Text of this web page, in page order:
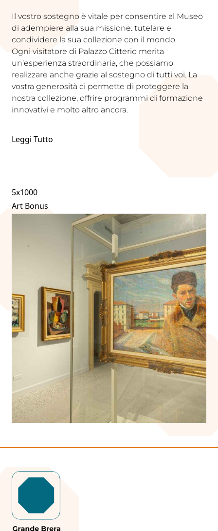
Il vostro sostegno è vitale per consentire al Museo
di adempiere alla sua missione: tutelare e
condividere la sua collezione con il mondo.
Ogni visitatore di Palazzo Citterio merita
un’esperienza straordinaria, che possiamo
realizzare anche grazie al sostegno di tutti voi. La
vostra generosità ci permette di proteggere la
nostra collezione, offrire programmi di formazione
innovativi e molto altro ancora.
Leggi Tutto
5x1000
Art Bonus